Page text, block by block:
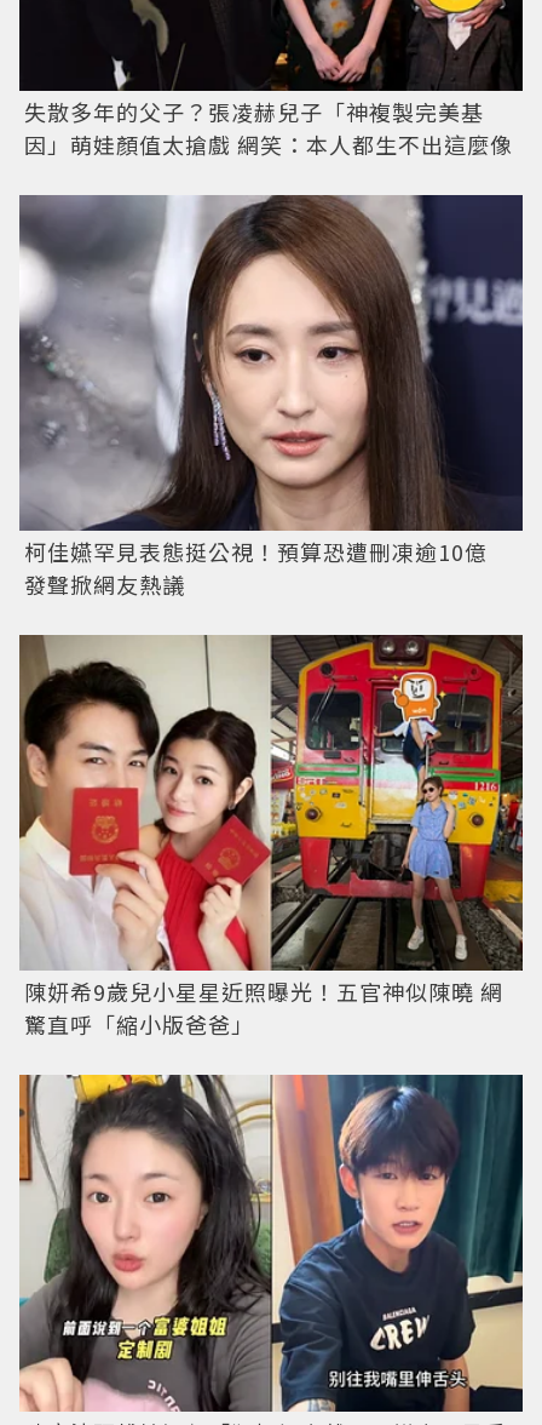
失散多年的父子？張凌赫兒子「神複製完美基
因」萌娃顏值太搶戲 網笑：本人都生不出這麼像
柯佳嬿罕見表態挺公視！預算恐遭刪凍逾10億
發聲掀網友熱議
陳妍希9歲兒小星星近照曝光！五官神似陳曉 網
驚直呼「縮小版爸爸」